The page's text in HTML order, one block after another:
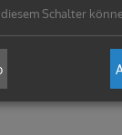
Schalter